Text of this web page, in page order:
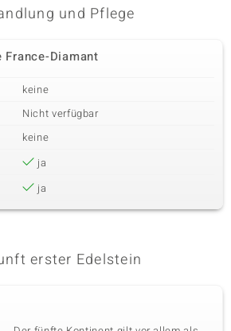
und Pflege
France-Diamant
keine
Nicht verfügbar
keine
ja
ja
erster Edelstein